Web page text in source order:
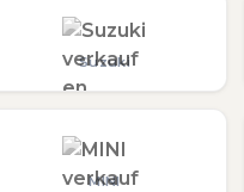
Suzuki
MINI